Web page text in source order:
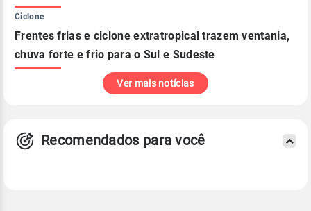
Ciclone
Frentes frias e ciclone extratropical trazem ventania,
chuva forte e frio para o Sul e Sudeste
Ver mais notícias
Recomendados para você